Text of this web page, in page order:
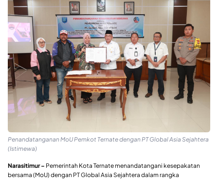
Penandatanganan MoU Pemkot Ternate dengan PT Global Asia Sejahtera
(Istimewa)
Narasitimur – Pemerintah Kota Ternate menandatangani kesepakatan
bersama (MoU) dengan PT Global Asia Sejahtera dalam rangka